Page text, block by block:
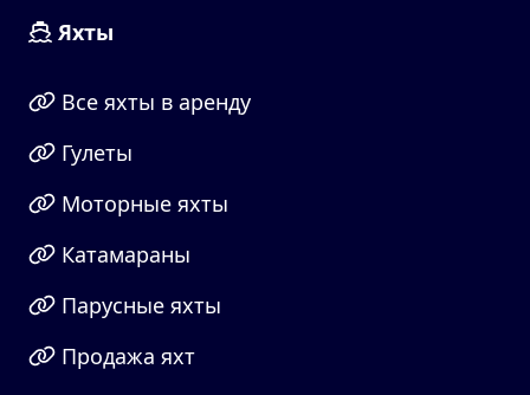
Яхты
Все яхты в аренду
Гулеты
Моторные яхты
Катамараны
Парусные яхты
Продажа яхт